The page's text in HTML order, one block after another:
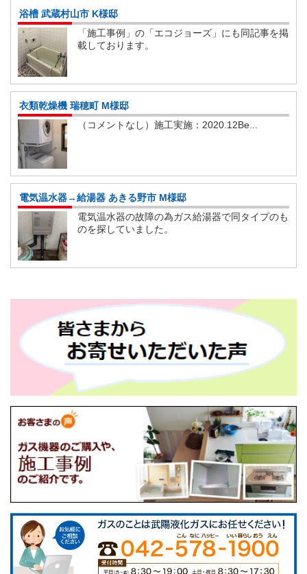
浴槽 武蔵村山市 K様邸
「施工事例」の「エコジョーズ」にも同記事を掲
載しております。
衣類乾燥機 瑞穂町 M様邸
（コメントなし）施工実施：2020.12Be...
電気温水器→給湯器 あきる野市 M様邸
電気温水器の故障の為ガス給湯器で同タイプのも
のを探していました。